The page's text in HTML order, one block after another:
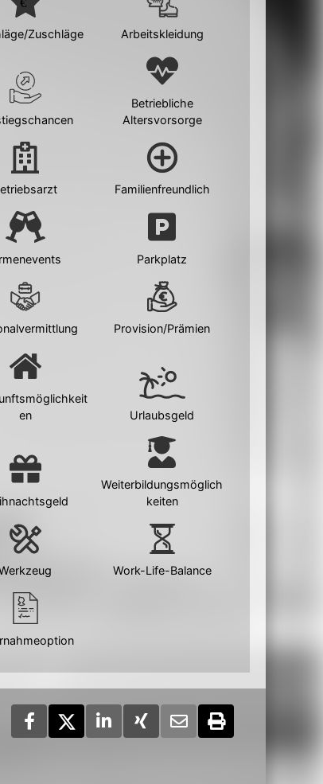
Zuschläge Arbeitskleidung
Betriebliche
Altersvorsorge
Familienfreundlich
Parkplatz
Provision/Prämien
en
Urlaubsgeld
Weiterbildungsmöglich
keiten
Work-Life-Balance